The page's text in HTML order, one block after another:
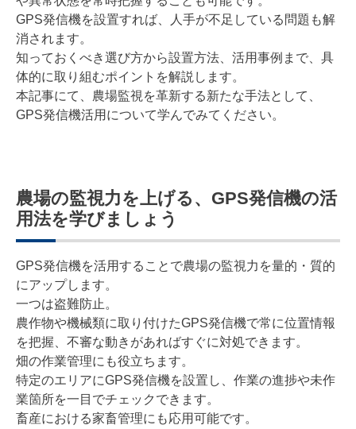
GPS発信機を設置すれば、人手が不足している問題も解
消されます。
知っておくべき選び方から設置方法、活用事例まで、具
体的に取り組むポイントを解説します。
本記事にて、農場監視を革新する新たな手法として、
GPS発信機活用について学んでみてください。
農場の監視力を上げる、GPS発信機の活
用法を学びましょう
GPS発信機を活用することで農場の監視力を量的・質的
にアップします。
一つは盗難防止。
農作物や機械類に取り付けたGPS発信機で常に位置情報
を把握、不審な動きがあればすぐに対処できます。
畑の作業管理にも役立ちます。
特定のエリアにGPS発信機を設置し、作業の進捗や未作
業箇所を一目でチェックできます。
畜産における家畜管理にも応用可能です。